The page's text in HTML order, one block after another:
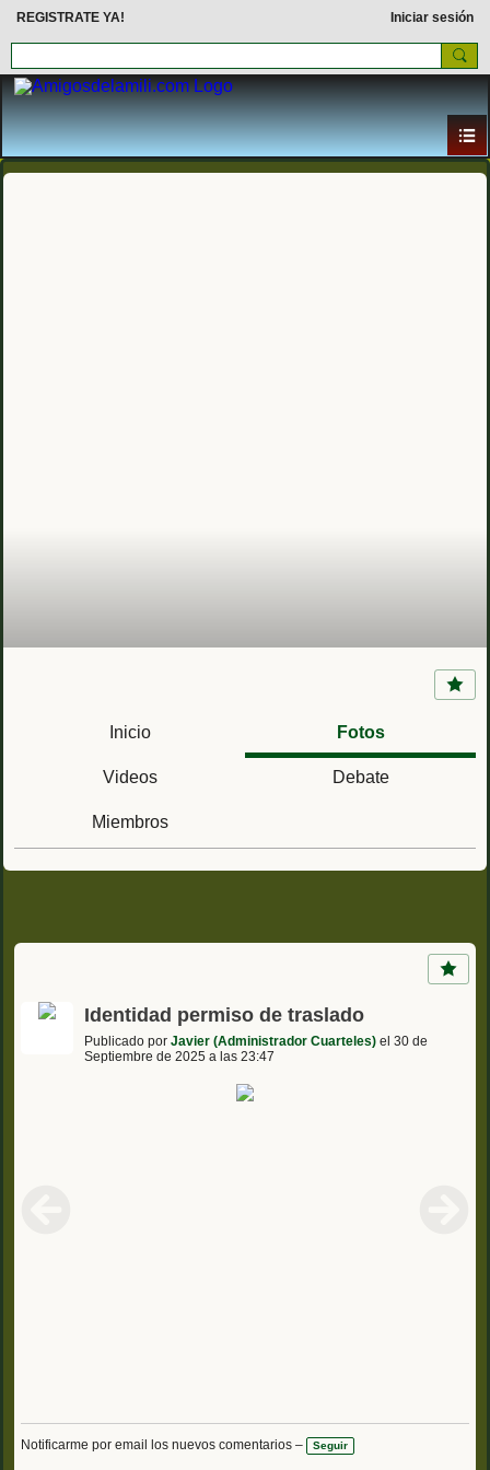
REGISTRATE YA! Iniciar sesión
La Mili en la Guerra Civil Española (1936 -
Inicio Fotos
Videos Debate
Miembros
Identidad permiso de traslado
Publicado por Javier (Administrador Cuarteles) el 30 de
Septiembre de 2025 a las 23:47
Notificarme por email los nuevos comentarios – Seguir